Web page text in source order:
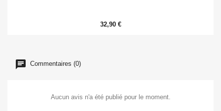
32,90 €
Commentaires (0)
Aucun avis n'a été publié pour le moment.